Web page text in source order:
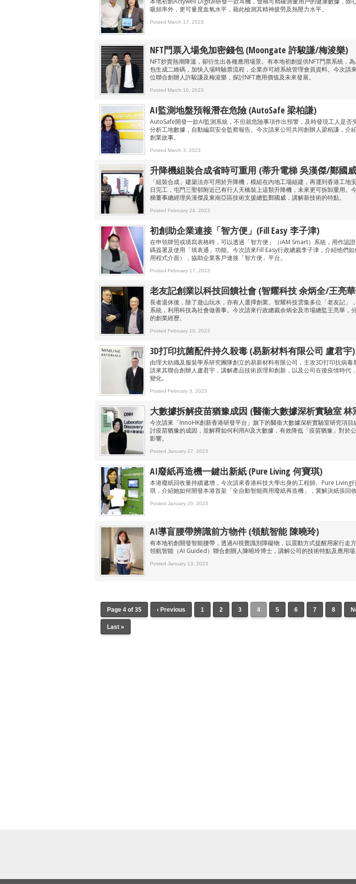
吸頻率外，更可量度血氧水平，藉此檢測其精神疲勞及熱壓力水平。
Posted March 17, 2023
NFT門票入場免加密錢包 (Moongate 許駿謙/梅浚樂)
NFT炒賣熱潮降溫，卻衍生出各種應用場景。有本地初創提供NFT門票系統，
包生成二維碼，加快入場時驗票流程，企業亦可經系統管理會員資料。今次請
位聯合創辦人許駿謙及梅浚樂，探討NFT應用價值及未來發展。
Posted March 10, 2023
AI監測地盤預報潛在危險 (AutoSafe 梁柏謙)
AutoSafe開發一款AI監測系統，不但就危險事項作出預警，及時發現工人是否
分析工地數據，自動編寫安全監察報告。今次請來公司共同創辦人梁栢謙，介
創業故事。
Posted March 3, 2023
升降機組裝合成省時可重用 (蒂升電梯 吳漢傑/鄭國
「組裝合成」建築法亦可用於升降機，模組在內地工場組建，再運到香港工地
日完工，屯門三聖邨附近已有行人天橋裝上這類升降機，未來更可拆卸重用。
梯董事總經理吳漢傑及東南亞區技術支援總監鄭國威，講解新技術的特點。
Posted February 24, 2023
初創助企業連接「智方便」(Fill Easy 李子津)
在申領牌照或填寫表格時，可以透過「智方便」（iAM Smart）系統，用作認
碼簽署及使用「填表通」功能。今次請來Fill Easy行政總裁李子津，介紹他們
用程式介面），協助企業客戶連接「智方便」平台。
Posted February 17, 2023
老友記創業以科技回饋社會 (智耀科技 余炳全/王亮
長者退休後，除了遊山玩水，亦有人選擇創業。智耀科技雲集多位「老友記」
系統，利用科技為社會做善事。今次請來行政總裁余炳全及市場總監王亮華，
的創業經歷。
Posted February 10, 2023
3D打印抗菌配件持久殺毒 (易新材料有限公司 盧君宇)
由理大紡織及服裝學系研究團隊創立的易新材料有限公司，主攻3D打印抗病毒
請來其聯合創辦人盧君宇，講解產品技術原理和創新，以及公司在後疫情時代
變化。
Posted February 3, 2023
大數據拆解疫苗猶豫成因 (醫衞大數據深析實驗室 林
今次請來「InnoHK創新香港研發平台」旗下的醫衞大數據深析實驗室研究項目
討疫苗猶豫的成因，並解釋如何利用AI及大數據，有效降低「疫苗猶豫」對於
影響。
Posted January 27, 2023
AI廢紙再造機一鍵出新紙 (Pure Living 何寶琪)
本港廢紙回收量持續遞增，今次請來香港科技大學出身的工程師、Pure Living
琪，介紹她如何開發本港首架「全自動智能商用廢紙再造機」，冀解決紙張回收
Posted January 20, 2023
AI導盲腰帶辨識前方物件 (領航智能 陳曉玲)
有本地初創開發智能腰帶，透過AI視覺識別障礙物，以震動方式提醒用家行走
領航智能（AI Guided）聯合創辦人陳曉玲博士，講解公司的技術特點及應用場
Posted January 13, 2023
Page 4 of 35 ‹ Previous 1 2 3 4 5 6 7 8
Last »